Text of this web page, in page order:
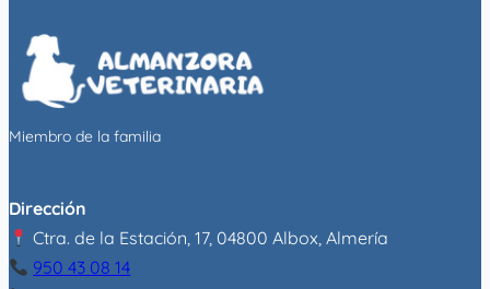
Miembro de la familia
Dirección
Ctra. de la Estación, 17, 04800 Albox, Almería
950 43 08 14